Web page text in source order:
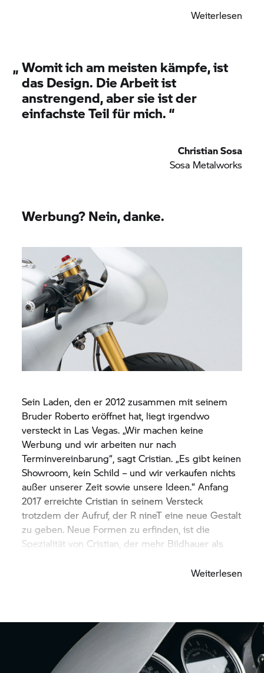
Weiterlesen
„Womit ich am meisten kämpfe, ist
das Design. Die Arbeit ist
anstrengend, aber sie ist der
einfachste Teil für mich. “
Christian Sosa
Sosa Metalworks
Werbung? Nein, danke.
Sein Laden, den er 2012 zusammen mit seinem
Bruder Roberto eröffnet hat, liegt irgendwo
versteckt in Las Vegas. „Wir machen keine
Werbung und wir arbeiten nur nach
Terminvereinbarung“, sagt Cristian. „Es gibt keinen
Showroom, kein Schild – und wir verkaufen nichts
außer unserer Zeit sowie unsere Ideen.“ Anfang
2017 erreichte Cristian in seinem Versteck
trotzdem der Aufruf, der R nineT eine neue Gestalt
zu geben. Neue Formen zu erfinden, ist die
Spezialität von Cristian, der mehr Bildhauer als
Weiterlesen